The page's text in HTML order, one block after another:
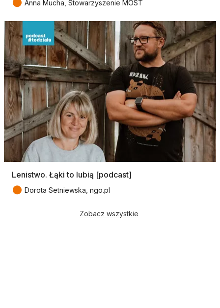
Anna Mucha, Stowarzyszenie MOST
Lenistwo. Łąki to lubią [podcast]
● Dorota Setniewska, ngo.pl
Zobacz wszystkie